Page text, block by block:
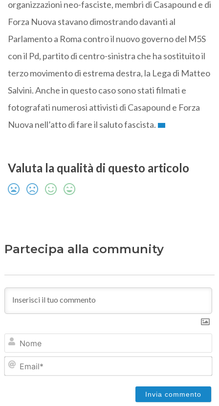
organizzazioni neo-fasciste, membri di Casapound e di
Forza Nuova stavano dimostrando davanti al
Parlamento a Roma contro il nuovo governo del M5S
con il Pd, partito di centro-sinistra che ha sostituito il
terzo movimento di estrema destra, la Lega di Matteo
Salvini. Anche in questo caso sono stati filmati e
fotografati numerosi attivisti di Casapound e Forza
Nuova nell’atto di fare il saluto fascista.
Valuta la qualità di questo articolo
Partecipa alla community